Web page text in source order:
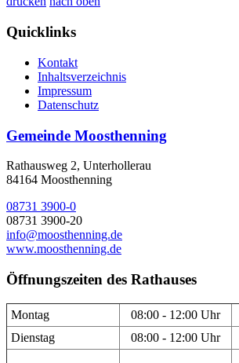
Quicklinks
Kontakt
Inhaltsverzeichnis
Impressum
Datenschutz
Gemeinde Moosthenning
Rathausweg 2, Unterhollerau
84164 Moosthenning
08731 3900-0
08731 3900-20
info@moosthenning.de
www.moosthenning.de
Öffnungszeiten des Rathauses
Montag 08:00 - 12:00 Uhr
Dienstag
08:00 - 12:00 Uhr